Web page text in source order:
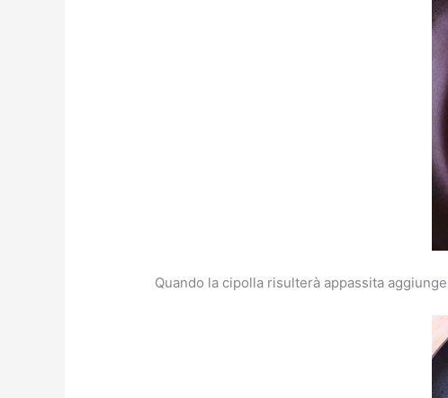
Quando la cipolla risulterà appassita